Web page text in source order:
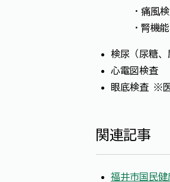
・痛風
・腎機
検尿（尿糖、
心電図検査
眼底検査 ※
関連記事
福井市国民